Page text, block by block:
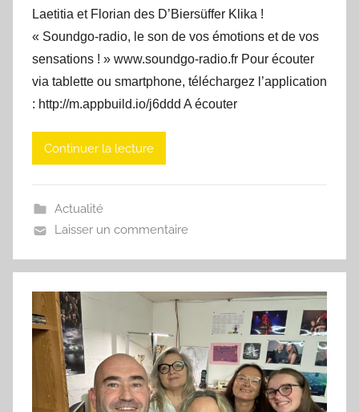
Laetitia et Florian des D’Biersüffer Klika !
« Soundgo-radio, le son de vos émotions et de vos
sensations ! » www.soundgo-radio.fr Pour écouter
via tablette ou smartphone, téléchargez l’application
: http://m.appbuild.io/j6ddd A écouter
Continuer la lecture
Actualité
Laisser un commentaire